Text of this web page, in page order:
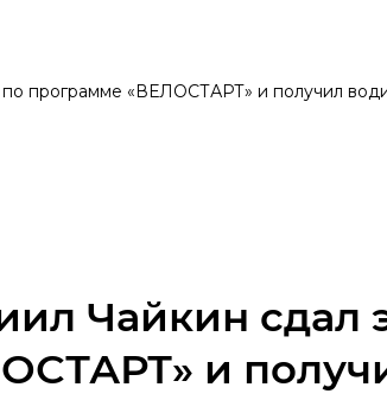
программе «ВЕЛОСТАРТ» и получил
Чайкин сдал
и